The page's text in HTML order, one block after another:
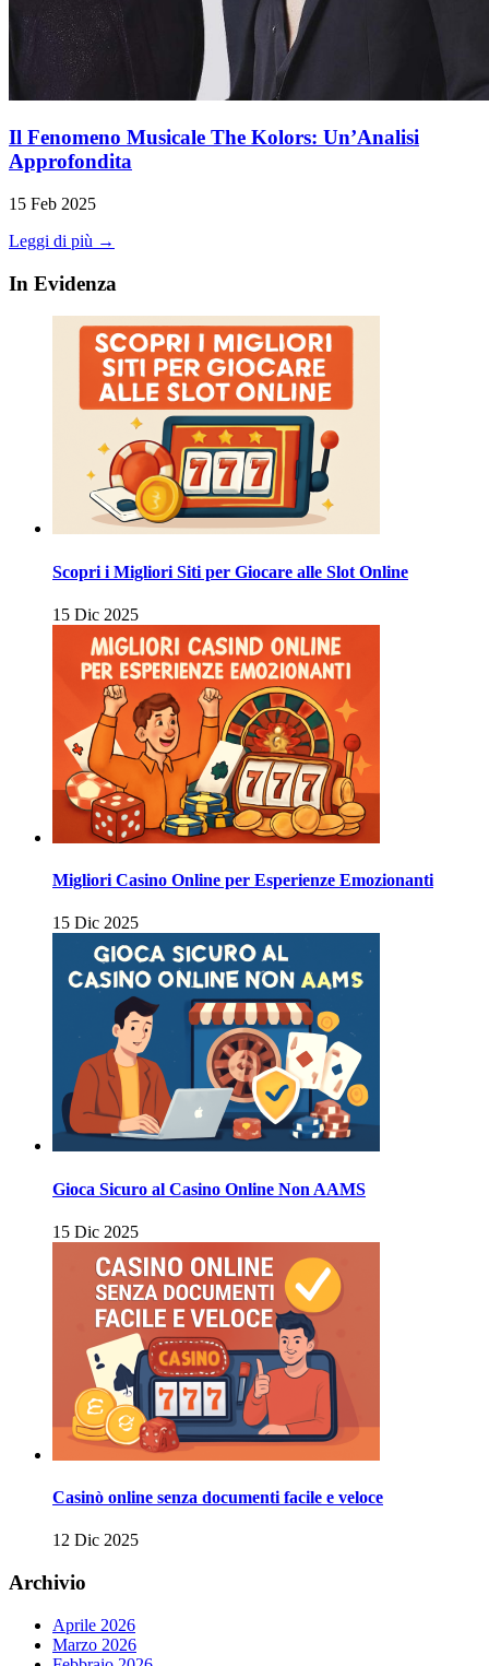
Il Fenomeno Musicale The Kolors: Un’Analisi
Approfondita
15 Feb 2025
Leggi di più →
In Evidenza
Scopri i Migliori Siti per Giocare alle Slot Online
15 Dic 2025
Migliori Casino Online per Esperienze Emozionanti
15 Dic 2025
Gioca Sicuro al Casino Online Non AAMS
15 Dic 2025
Casinò online senza documenti facile e veloce
12 Dic 2025
Archivio
Aprile 2026
Marzo 2026